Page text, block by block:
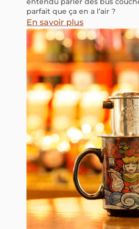
parfait que ça en a l’air ?
En savoir plus